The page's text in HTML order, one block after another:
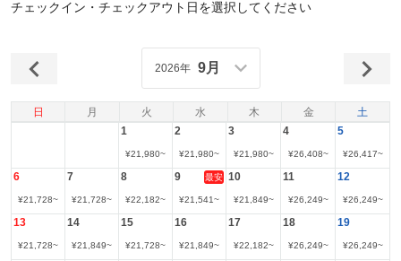
チェックイン・チェックアウト日を選択してください
日 月 火 水 木 金 土
2026年 9月
1
¥21,980~
2
¥21,980~
3
¥21,980~
4
¥26,408~
5
¥26,417~
6
¥21,728~
7
¥21,728~
8
¥22,182~
9 最安
¥21,541~
10
¥21,849~
11
¥26,249~
12
¥26,249~
13
¥21,728~
14
¥21,849~
15
¥21,728~
16
¥21,849~
17
¥22,182~
18
¥26,249~
19
¥26,249~